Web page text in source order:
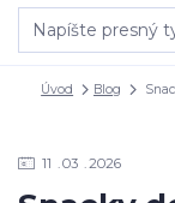
Úvod Blog
11 03 2026